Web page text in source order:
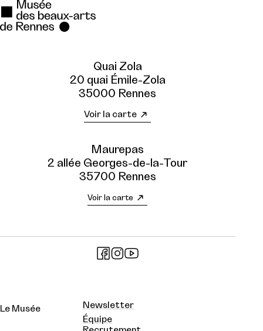
Quai Zola
20 quai Émile-Zola
35000 Rennes
Voir la carte
Maurepas
2 allée Georges-de-la-Tour
35700 Rennes
Voir la carte
Le Musée
Newsletter
Équipe